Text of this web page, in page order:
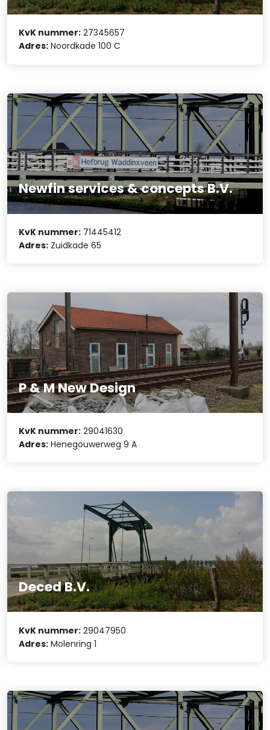
KvK nummer: 27345657
Adres: Noordkade 100 C
Newfin services & concepts B.V.
KvK nummer: 71445412
Adres: Zuidkade 65
P & M New Design
KvK nummer: 29041630
Adres: Henegouwerweg 9 A
Deced B.V.
KvK nummer: 29047950
Adres: Molenring 1